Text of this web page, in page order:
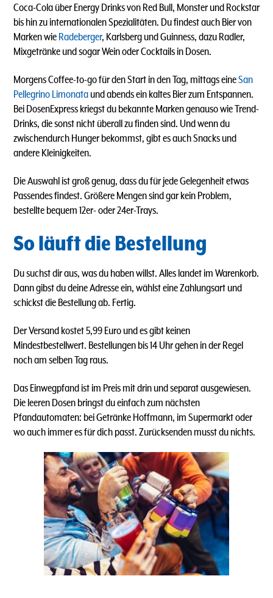
Coca-Cola über Energy Drinks von Red Bull, Monster und Rockstar
bis hin zu internationalen Spezialitäten. Du findest auch Bier von
Marken wie Radeberger, Karlsberg und Guinness, dazu Radler,
Mixgetränke und sogar Wein oder Cocktails in Dosen.
Morgens Coffee-to-go für den Start in den Tag, mittags eineSan
Pellegrino Limonata und abends ein kaltes Bier zum Entspannen.
Bei DosenExpress kriegst du bekannte Marken genauso wie Trend-
Drinks, die sonst nicht überall zu finden sind. Und wenn du
zwischendurch Hunger bekommst, gibt es auch Snacks und
andere Kleinigkeiten.
Die Auswahl ist groß genug, dass du für jede Gelegenheit etwas
Passendes findest. Größere Mengen sind gar kein Problem,
bestellte bequem 12er- oder 24er-Trays.
So läuft die Bestellung
Du suchst dir aus, was du haben willst. Alles landet im Warenkorb.
Dann gibst du deine Adresse ein, wählst eine Zahlungsart und
schickst die Bestellung ab. Fertig.
Der Versand kostet 5,99 Euro und es gibt keinen
Mindestbestellwert. Bestellungen bis 14 Uhr gehen in der Regel
noch am selben Tag raus.
Das Einwegpfand ist im Preis mit drin und separat ausgewiesen.
Die leeren Dosen bringst du einfach zum nächsten
Pfandautomaten: bei Getränke Hoffmann, im Supermarkt oder
wo auch immer es für dich passt. Zurücksenden musst du nichts.